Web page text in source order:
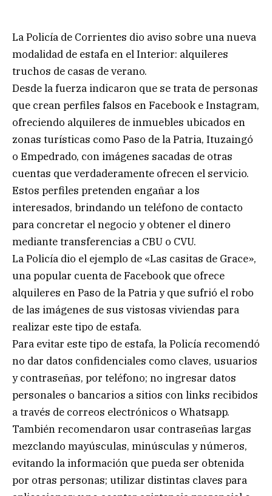
La Policía de Corrientes dio aviso sobre una nueva
modalidad de estafa en el Interior: alquileres
truchos de casas de verano.
Desde la fuerza indicaron que se trata de personas
que crean perfiles falsos en Facebook e Instagram,
ofreciendo alquileres de inmuebles ubicados en
zonas turísticas como Paso de la Patria, Ituzaingó
o Empedrado, con imágenes sacadas de otras
cuentas que verdaderamente ofrecen el servicio.
Estos perfiles pretenden engañar a los
interesados, brindando un teléfono de contacto
para concretar el negocio y obtener el dinero
mediante transferencias a CBU o CVU.
La Policía dio el ejemplo de «Las casitas de Grace»,
una popular cuenta de Facebook que ofrece
alquileres en Paso de la Patria y que sufrió el robo
de las imágenes de sus vistosas viviendas para
realizar este tipo de estafa.
Para evitar este tipo de estafa, la Policía recomendó
no dar datos confidenciales como claves, usuarios
y contraseñas, por teléfono; no ingresar datos
personales o bancarios a sitios con links recibidos
a través de correos electrónicos o Whatsapp.
También recomendaron usar contraseñas largas
mezclando mayúsculas, minúsculas y números,
evitando la información que pueda ser obtenida
por otras personas; utilizar distintas claves para